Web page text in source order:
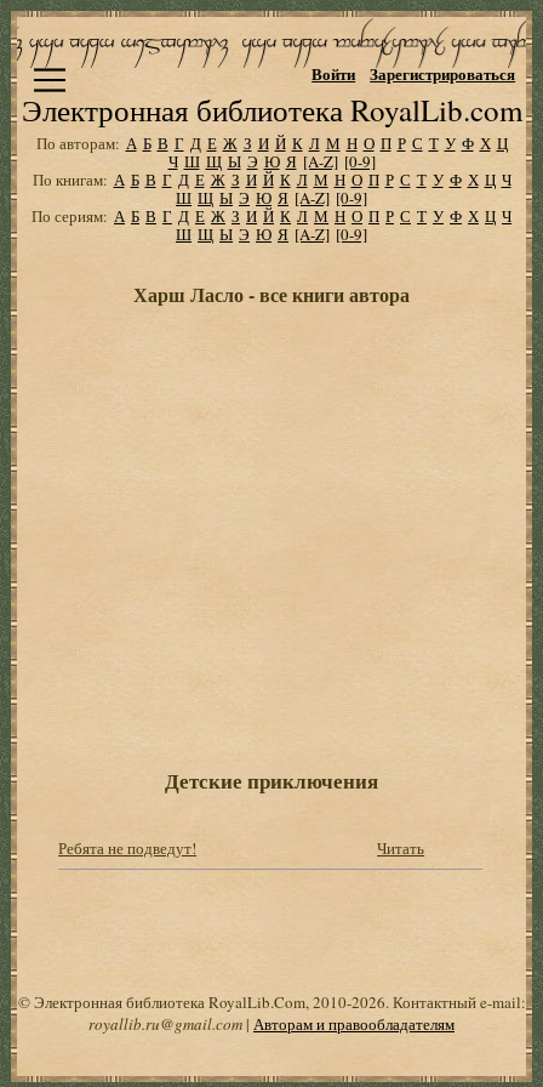
Электронная библиотека RoyalLib.com
Войти Зарегистрироваться
По авторам: А Б В Г Д Е Ж З И Й К Л М Н О П Р С Т У Ф Х Ц
Ч Ш Щ Ы Э Ю Я [A-Z] [0-9]
По книгам: А Б В Г Д Е Ж З И Й К Л М Н О П Р С Т У Ф Х Ц Ч
Ш Щ Ы Э Ю Я [A-Z] [0-9]
По сериям: А Б В Г Д Е Ж З И Й К Л М Н О П Р С Т У Ф Х Ц Ч
Ш Щ Ы Э Ю Я [A-Z] [0-9]
Харш Ласло - все книги автора
Детские приключения
Ребята не подведут! Читать
© Электронная библиотека RoyalLib.Com, 2010-2026. Контактный e-mail:
royallib.ru@gmail.com| Авторам и правообладателям